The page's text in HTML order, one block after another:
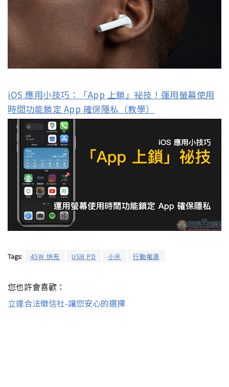
iOS 應用小技巧：「App 上鎖」祕技！運用螢幕使用
時間功能鎖定 App 確保隱私（教學）
Tags: 45W 快充 USB PD 小米 行動電源
您也許會喜歡：
立達合法徵信社-讓您安心的選擇